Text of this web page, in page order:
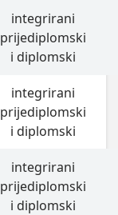
integrirani
prijediplomski
i diplomski
integrirani
prijediplomski
i diplomski
integrirani
prijediplomski
i diplomski